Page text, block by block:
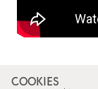
COOKIES